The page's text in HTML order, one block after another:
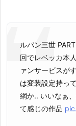
ルパン三世
回でレベッカ本
ァンサービスが
は変装設定持っ
網か.. いいなぁ
て感じの作品